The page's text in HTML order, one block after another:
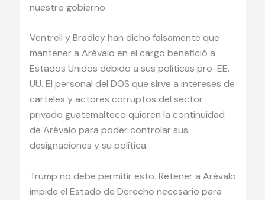
nuestro gobierno.
Ventrell y Bradley han dicho falsamente que
mantener a Arévalo en el cargo benefició a
Estados Unidos debido a sus políticas pro-EE.
UU. El personal del DOS que sirve a intereses de
carteles y actores corruptos del sector
privado guatemalteco quieren la continuidad
de Arévalo para poder controlar sus
designaciones y su política.
Trump no debe permitir esto. Retener a Arévalo
impide el Estado de Derecho necesario para